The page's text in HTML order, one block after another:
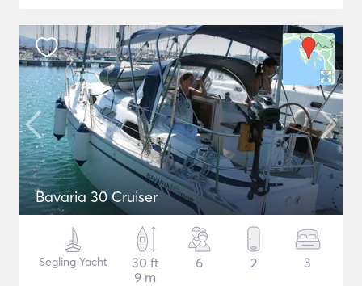
Bavaria 30 Cruiser
Segling Yacht
30 ft
9 m
6 2 3